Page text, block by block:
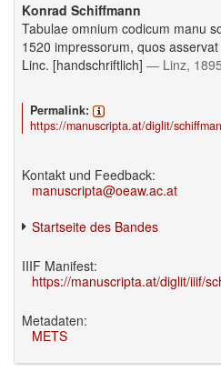
Konrad Schiffmann
Tabulae omnium codicum manu
1520 impressorum, quos
Linc. [handschriftlich] — Linz, 1895
Permalink:
https://manuscripta.at/diglit/
Kontakt und Feedback:
manuscripta@oeaw.ac.at
Startseite des Bandes
IIIF Manifest:
https://manuscripta.at/diglit/iiif/
Metadaten:
METS